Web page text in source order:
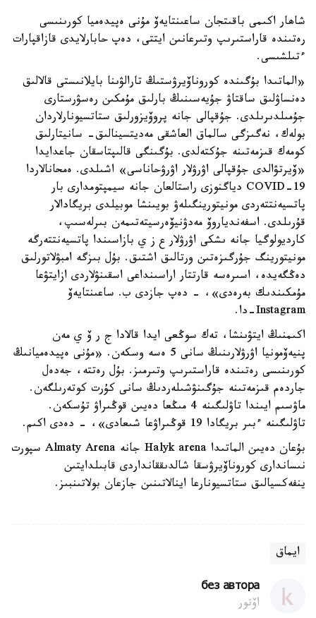
شاھار اكىمى باقىتجان ساعىنتايەۆ مۇنى ەپيدەميا كورىنىسى
رەتىندە قاراستىرىپ وتىرعانىن ايتتى، دەپ حابارلايدى قازاقپارات
ءتىلشىسى.
«الماتىدا بۇگىندە كوروناۆيرۋستىڭ تارالۋىنا بايلانىستى قالالىق
دەنساۋلىق ساقتاۋ جۇيەسىنىڭ بارلىق مۇمكىن رەسۋرستارى
جۇمىلدىرىلدى. جۇقپالى جانە پروۆيزورلىق ستاتسيونارلاردان
بولەك، نەگىزگى سالماق العاشقى مەديتسينالىق- سانيتارلىق
كومەك قىزمەتىنە جۇكتەلدى. بۇگىنگى قالىپتاسقان جاعدايدا
«ۆيرتۋالدى جۇقپالى اۋرۋلار اۋرۋحاناسى» اشىلدى. ەمحانالاردا
COVID-19 دياگنوزى راستالعان جانە سيمپتومدارى بار
پاتسيەنتتەردى مونيتورينگىلەۋ بويىنشا موبيلدى بريگادالار
قۇرىلدى. اسفەندياروۆ مەدۋنيۆەرسيتەتىمەن بىرلەسىپ،
كارديولوگيا جانە ىشكى اۋرۋلار ع ز ي بازاسىندا پاتسيەنتتەرگە
مونيتورينگ جۇرگىزەتىن ورتالىق اشتىق. بۇل بىزگە امبۋلاتورلىق
دەڭگەيدە، اسىرەسە قارتتار اراسىنداعى اسقىنۋلاردى ازايتۋعا
مۇمكىندىك بەرەدى»، - دەپ جازدى ب. ساعىنتايەۆ
Instagram-دا.
اكىمنىڭ ايتۋىنشا، تەك سوڭعى ايدا قالادا ج ر ۆ ي مەن
پنيەۆمونيا اۋرۋلارىنىڭ سانى 5 ەسە وسكەن. «مۇنى ەپيدەميانىڭ
كورىنىسى رەتىندە قاراستىرىپ وتىرمىز. بۇل رەتتە، جەدەل
جاردەم قىزمەتىنە جۇگىنۋشىلەردىڭ سانى كۇرت كوتەرىلگەن.
ماۋسىم ايىندا تاۋلىگىنە 4 مىڭعا دەيىن قوڭىراۋ تۇسكەن.
تاۋلىگىنە ءبىر بريگادا 19 قوڭىراۋعا شىعادى»، - دەدى اكىم.
بۇعان دەيىن الماتىدا Halyk arena جانە Almaty Arena سپورت
نىساندارى كوروناۆيرۋسقا شالدىققانداردى قابىلدايتىن
ينفەكسيالىق ستاتسيونارعا اينالاتىنىن جازعان بولاتىنبىز.
ايماق
без автора
اۆتور